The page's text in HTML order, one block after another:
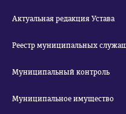
Актуальная редакция Устава
Реестр муниципальных
Муниципальный контроль
Муниципальное имущество